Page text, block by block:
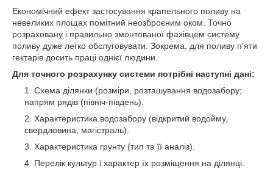
Економічний ефект застосування крапельного поливу на
невеликих площах помітний неозброєним оком. Точно
розраховану і правильно змонтованої фахівцем систему
поливу дуже легко обслуговувати. Зокрема, для поливу п'яти
гектарів досить праці однієї людини.
Для точного розрахунку системи потрібні наступні дані:
Схема ділянки (розміри, розташування водозабору;
напрям рядів (північ-південь).
Характеристика водозабору (відкритий водойму,
свердловина, магістраль).
Характеристика грунту (тип та її аналіз).
Перелік культур і характер їх розміщення на ділянці.